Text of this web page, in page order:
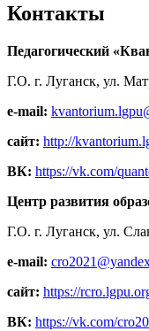
Контакты
Педагогический
Г.О. г. Луганск, ул.
e-mail:
сайт: http://
ВК: https://vk.com/
Центр развития
Г.О. г. Луганск, ул.
e-mail:
сайт: https://
ВК: https://vk.com/